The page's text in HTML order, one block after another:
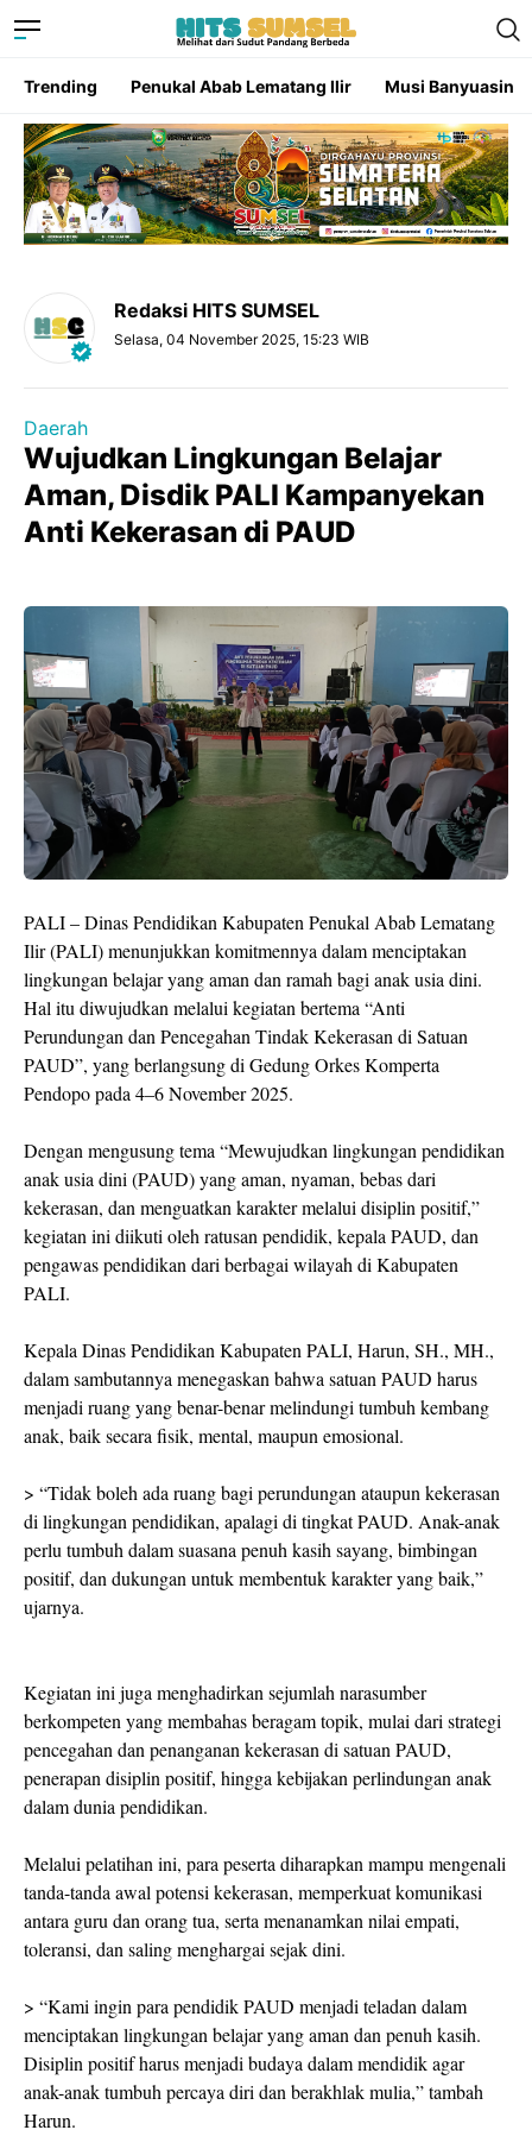
Trending Penukal Abab Lematang Ilir Musi Banyuasin
Redaksi HITS SUMSEL
Selasa, 04 November 2025, 15:23 WIB
Daerah
Wujudkan Lingkungan Belajar
Aman, Disdik PALI Kampanyekan
Anti Kekerasan di PAUD
PALI – Dinas Pendidikan Kabupaten Penukal Abab Lematang
Ilir (PALI) menunjukkan komitmennya dalam menciptakan
lingkungan belajar yang aman dan ramah bagi anak usia dini.
Hal itu diwujudkan melalui kegiatan bertema “Anti
Perundungan dan Pencegahan Tindak Kekerasan di Satuan
PAUD”, yang berlangsung di Gedung Orkes Komperta
Pendopo pada 4–6 November 2025.
Dengan mengusung tema “Mewujudkan lingkungan pendidikan
anak usia dini (PAUD) yang aman, nyaman, bebas dari
kekerasan, dan menguatkan karakter melalui disiplin positif,”
kegiatan ini diikuti oleh ratusan pendidik, kepala PAUD, dan
pengawas pendidikan dari berbagai wilayah di Kabupaten
PALI.
Kepala Dinas Pendidikan Kabupaten PALI, Harun, SH., MH.,
dalam sambutannya menegaskan bahwa satuan PAUD harus
menjadi ruang yang benar-benar melindungi tumbuh kembang
anak, baik secara fisik, mental, maupun emosional.
> “Tidak boleh ada ruang bagi perundungan ataupun kekerasan
di lingkungan pendidikan, apalagi di tingkat PAUD. Anak-anak
perlu tumbuh dalam suasana penuh kasih sayang, bimbingan
positif, dan dukungan untuk membentuk karakter yang baik,”
ujarnya.
Kegiatan ini juga menghadirkan sejumlah narasumber
berkompeten yang membahas beragam topik, mulai dari strategi
pencegahan dan penanganan kekerasan di satuan PAUD,
penerapan disiplin positif, hingga kebijakan perlindungan anak
dalam dunia pendidikan.
Melalui pelatihan ini, para peserta diharapkan mampu mengenali
tanda-tanda awal potensi kekerasan, memperkuat komunikasi
antara guru dan orang tua, serta menanamkan nilai empati,
toleransi, dan saling menghargai sejak dini.
> “Kami ingin para pendidik PAUD menjadi teladan dalam
menciptakan lingkungan belajar yang aman dan penuh kasih.
Disiplin positif harus menjadi budaya dalam mendidik agar
anak-anak tumbuh percaya diri dan berakhlak mulia,” tambah
Harun.